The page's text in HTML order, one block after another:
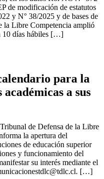
de modificación de estatutos
y N° 38/2025 y de bases de
la Libre Competencia amplió
10 días hábiles […]
para la
a sus
de Defensa de la Libre
la apertura del
de educación superior
y funcionamiento del
su interés mediante el
. […]